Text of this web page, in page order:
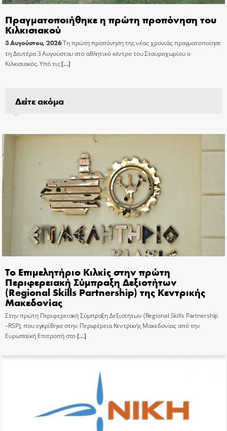
Πραγματοποιήθηκε η πρώτη προπόνηση του
Κιλκισιακού
3 Αυγούστου, 2026Τη πρώτη προπόνηση της νέας χρονιάς πραγματοποίησε
τη Δευτέρα 3 Αυγούστου στο αθλητικό κέντρο του Σταυροχωρίου ο
Κιλκισιακός. Υπό τις[…]
Δείτε ακόμα
Το Επιμελητήριο Κιλκίς στην πρώτη
Περιφερειακή Σύμπραξη Δεξιοτήτων
(Regional Skills Partnership) της Κεντρικής
Μακεδονίας
Στην πρώτη Περιφερειακή Σύμπραξη Δεξιοτήτων (Regional Skills Partnership
–RSP), που εγκρίθηκε στην Περιφέρεια Κεντρικής Μακεδονίας από την
Ευρωπαϊκή Επιτροπή στο[…]